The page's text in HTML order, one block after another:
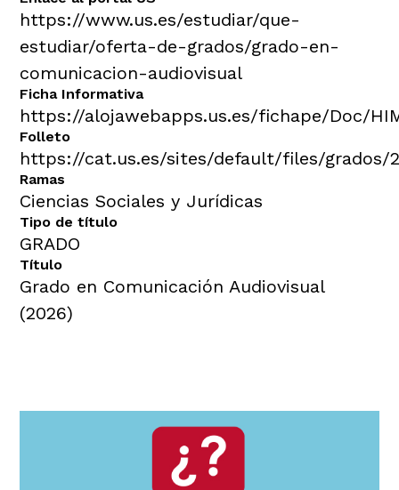
https://www.us.es/estudiar/que-
estudiar/oferta-de-grados/grado-en-
comunicacion-audiovisual
Ficha Informativa
https://alojawebapps.us.es/fichape/Doc/
Folleto
https://cat.us.es/sites/default/files/grados/
Ramas
Ciencias Sociales y Jurídicas
Tipo de título
GRADO
Título
Grado en Comunicación Audiovisual
(2026)